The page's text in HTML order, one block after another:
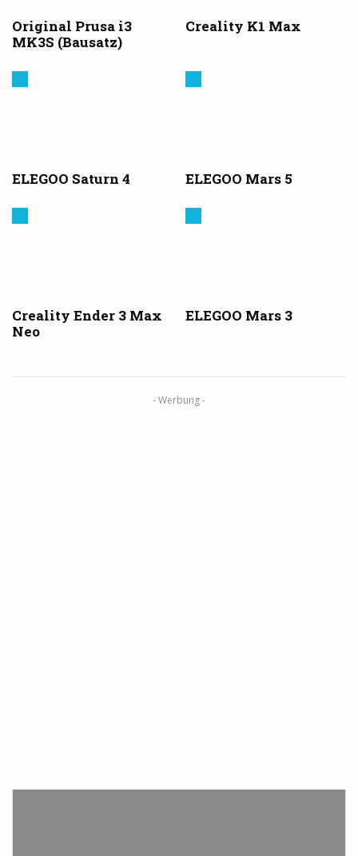
Original Prusa i3
MK3S (Bausatz)
Creality K1 Max
ELEGOO Saturn 4 ELEGOO Mars 5
Creality Ender 3 Max
Neo
ELEGOO Mars 3